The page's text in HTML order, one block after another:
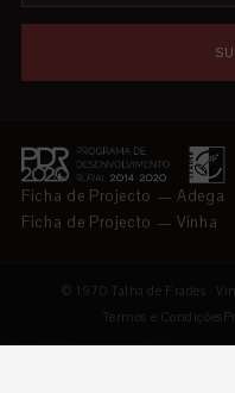
Ficha de Projecto — Adega
Ficha de Projecto — Vinha
© 1970 Talha de Frades ·
Termos e Condições